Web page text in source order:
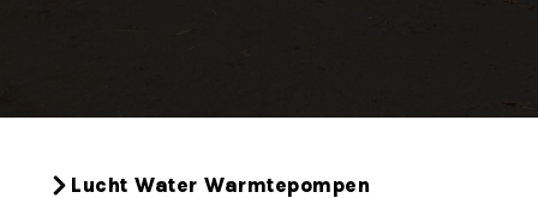
Lucht Water Warmtepompen